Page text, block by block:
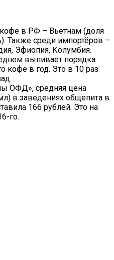
в РФ – Вьетнам (доля
Также среди импортёров –
Эфиопия, Колумбия.
выпивает порядка
кофе в год. Это в 10 раз
ОФД», средняя цена
в заведениях общепита в
166 рублей. Это на
го.